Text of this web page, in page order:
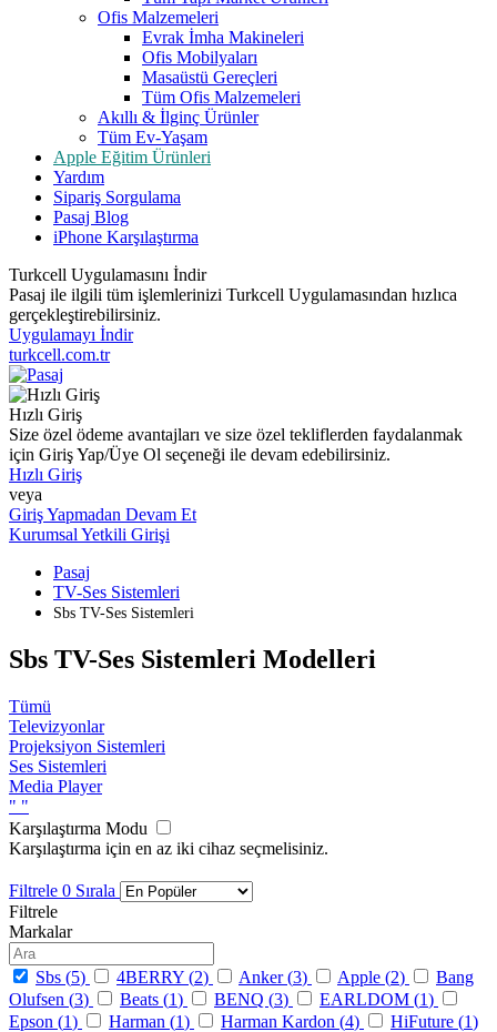
Ofis Malzemeleri
Evrak İmha Makineleri
Ofis Mobilyaları
Masaüstü Gereçleri
Tüm Ofis Malzemeleri
Akıllı & İlginç Ürünler
Tüm Ev-Yaşam
Apple Eğitim Ürünleri
Yardım
Sipariş Sorgulama
Pasaj Blog
iPhone Karşılaştırma
Turkcell Uygulamasını İndir
Pasaj ile ilgili tüm işlemlerinizi Turkcell Uygulamasından hızlıca
gerçekleştirebilirsiniz.
Uygulamayı İndir
turkcell.com.tr
Hızlı Giriş
Size özel ödeme avantajları ve size özel tekliflerden faydalanmak
için Giriş Yap/Üye Ol seçeneği ile devam edebilirsiniz.
Hızlı Giriş
veya
Giriş Yapmadan Devam Et
Kurumsal Yetkili Girişi
Pasaj
TV-Ses Sistemleri
Sbs TV-Ses Sistemleri
Sbs TV-Ses Sistemleri Modelleri
Tümü
Televizyonlar
Projeksiyon Sistemleri
Ses Sistemleri
Media Player
" "
Karşılaştırma Modu
Karşılaştırma için en az iki cihaz seçmelisiniz.
Filtrele 0 Sırala
Filtrele
Markalar
Sbs (5) 4BERRY (2) Anker (3) Apple (2)
Bang
Olufsen (3) Beats (1) BENQ (3) EARLDOM (1)
Epson (1) Harman (1) Harman Kardon (4) HiFuture (1)